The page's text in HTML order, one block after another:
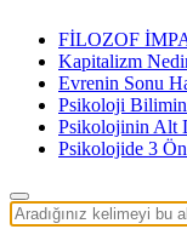
FİLOZOF
Kapitalizm
Evrenin Sonu
Psikoloji
Psikolojinin Alt
Psikolojide 3